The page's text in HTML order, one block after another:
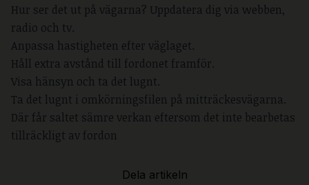
Hur ser det ut på vägarna? Uppdatera dig via webben,
radio och tv.
Anpassa hastigheten efter väglaget.
Håll extra avstånd till fordonet framför.
Visa hänsyn och ta det lugnt.
Ta det lugnt i omkörningsfilen på mitträckesvägarna.
Där får saltet sämre verkan eftersom det inte bearbetas
tillräckligt av fordon
Dela artikeln